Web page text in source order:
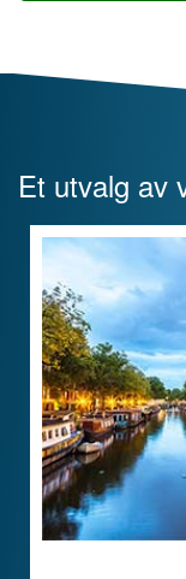
Et utvalg av